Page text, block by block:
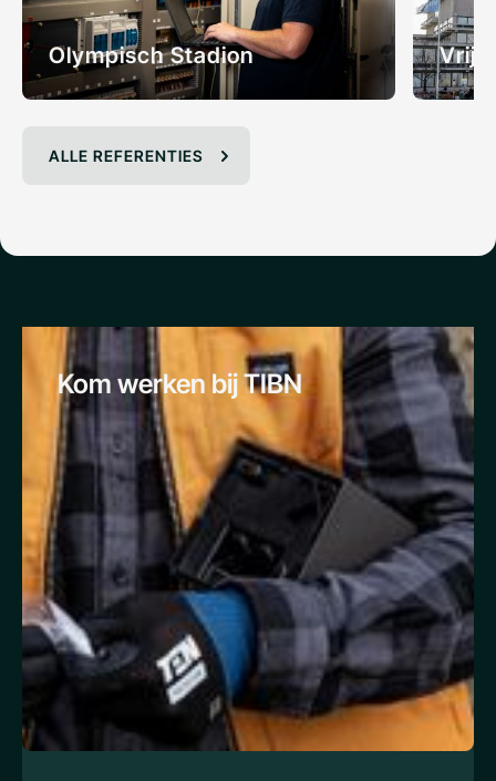
Olympisch Stadion Vrije
ALLE REFERENTIES
Kom werken bij TIBN
BEKIJK DE VACATURES